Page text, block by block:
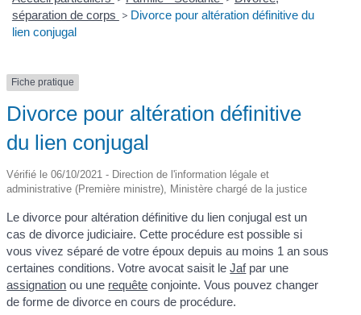
séparation de corps > Divorce pour altération définitive du
lien conjugal
Fiche pratique
Divorce pour altération définitive
du lien conjugal
Vérifié le 06/10/2021 - Direction de l'information légale et
administrative (Première ministre), Ministère chargé de la justice
Le divorce pour altération définitive du lien conjugal est un
cas de divorce judiciaire. Cette procédure est possible si
vous vivez séparé de votre époux depuis au moins 1 an sous
certaines conditions. Votre avocat saisit leJafpar une
assignation ou une requête conjointe. Vous pouvez changer
de forme de divorce en cours de procédure.